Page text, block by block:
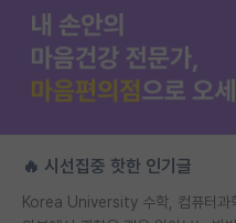
🔥 시선집중 핫한 인기글